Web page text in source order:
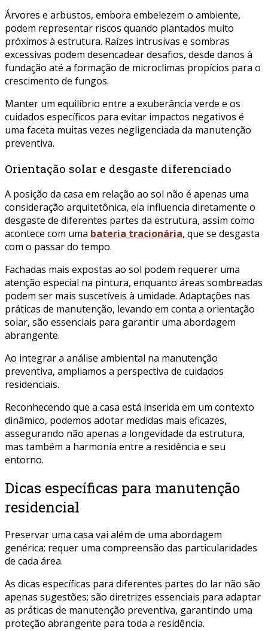
Árvores e arbustos, embora embelezem o ambiente,
podem representar riscos quando plantados muito
próximos à estrutura. Raízes intrusivas e sombras
excessivas podem desencadear desafios, desde danos à
fundação até a formação de microclimas propícios para o
crescimento de fungos.
Manter um equilíbrio entre a exuberância verde e os
cuidados específicos para evitar impactos negativos é
uma faceta muitas vezes negligenciada da manutenção
preventiva.
Orientação solar e desgaste diferenciado
A posição da casa em relação ao sol não é apenas uma
consideração arquitetônica, ela influencia diretamente o
desgaste de diferentes partes da estrutura, assim como
acontece com uma bateria tracionária, que se desgasta
com o passar do tempo.
Fachadas mais expostas ao sol podem requerer uma
atenção especial na pintura, enquanto áreas sombreadas
podem ser mais suscetíveis à umidade. Adaptações nas
práticas de manutenção, levando em conta a orientação
solar, são essenciais para garantir uma abordagem
abrangente.
Ao integrar a análise ambiental na manutenção
preventiva, ampliamos a perspectiva de cuidados
residenciais.
Reconhecendo que a casa está inserida em um contexto
dinâmico, podemos adotar medidas mais eficazes,
assegurando não apenas a longevidade da estrutura,
mas também a harmonia entre a residência e seu
entorno.
Dicas específicas para manutenção
residencial
Preservar uma casa vai além de uma abordagem
genérica; requer uma compreensão das particularidades
de cada área.
As dicas específicas para diferentes partes do lar não são
apenas sugestões; são diretrizes essenciais para adaptar
as práticas de manutenção preventiva, garantindo uma
proteção abrangente para toda a residência.